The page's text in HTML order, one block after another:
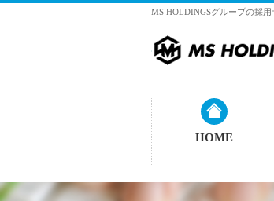
MS HOLDINGSグループの採
HOME